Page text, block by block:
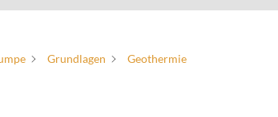
Grundlagen Geothermie